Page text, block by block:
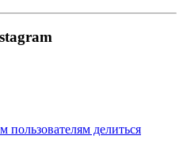
пользователям делиться